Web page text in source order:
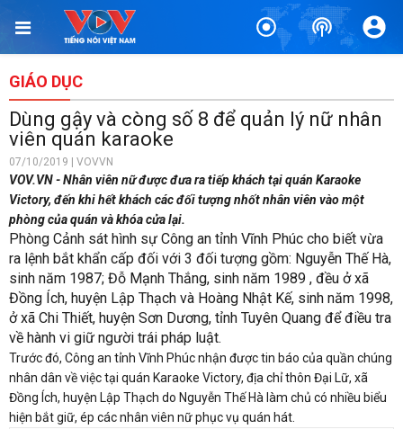
GIÁO DỤC
Dùng gậy và còng số 8 để quản lý nữ nhân
viên quán karaoke
07/10/2019 | VOVVN
VOV.VN - Nhân viên nữ được đưa ra tiếp khách tại quán Karaoke
Victory, đến khi hết khách các đối tượng nhốt nhân viên vào một
phòng của quán và khóa cửa lại.
Phòng Cảnh sát hình sự Công an tỉnh Vĩnh Phúc cho biết vừa
ra lệnh bắt khẩn cấp đối với 3 đối tượng gồm: Nguyễn Thế Hà,
sinh năm 1987; Đỗ Mạnh Thắng, sinh năm 1989 , đều ở xã
Đồng Ích, huyện Lập Thạch và Hoàng Nhật Kế, sinh năm 1998,
ở xã Chi Thiết, huyện Sơn Dương, tỉnh Tuyên Quang để điều tra
về hành vi giữ người trái pháp luật.
Trước đó, Công an tỉnh Vĩnh Phúc nhận được tin báo của quần chúng
nhân dân về việc tại quán Karaoke Victory, địa chỉ thôn Đại Lữ, xã
Đồng Ích, huyện Lập Thạch do Nguyễn Thế Hà làm chủ có nhiều biểu
hiện bắt giữ, ép các nhân viên nữ phục vụ quán hát.